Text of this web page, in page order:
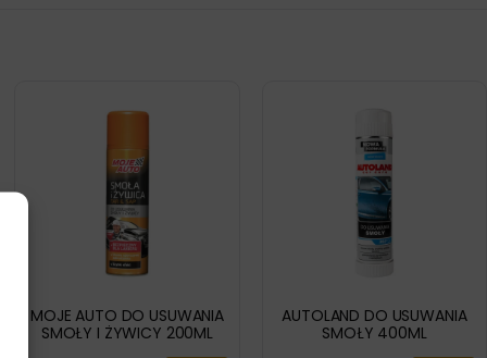
MOJE AUTO DO USUWANIA
SMOŁY I ŻYWICY 200ML
AUTOLAND DO USUWANIA
SMOŁY 400ML